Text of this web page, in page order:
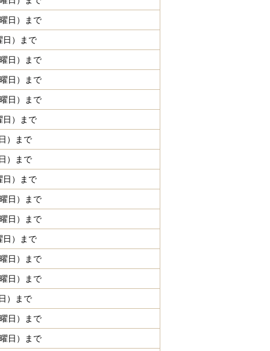
日）まで
日）まで
日）まで
日）まで
日）まで
日）まで
）まで
）まで
日）まで
日）まで
日）まで
日）まで
日）まで
日）まで
）まで
日）まで
日）まで